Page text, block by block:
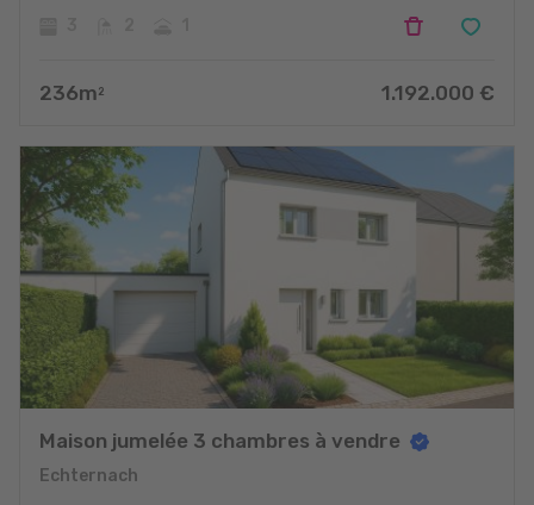
236m 2 1.192.000 €
Maison jumelée 3 chambres à vendre
Echternach